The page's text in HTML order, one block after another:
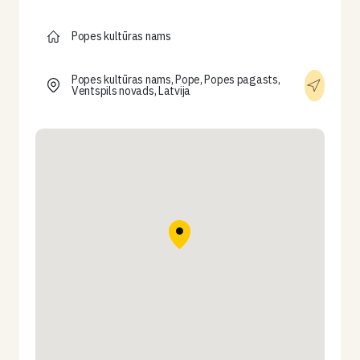
Popes kultūras nams
Popes kultūras nams, Pope, Popes pagasts,
Ventspils novads, Latvija